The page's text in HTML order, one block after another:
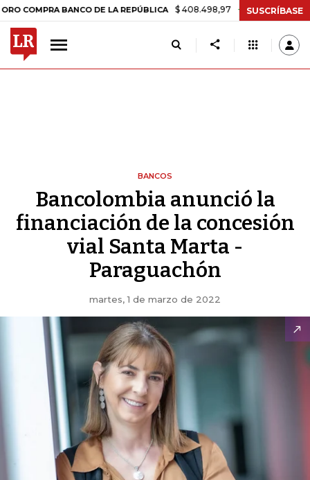
BANCO DE LA REPÚBLICA $ 408.498,97 +$ 8.753,81 +2,19%
SUSCRÍBASE
BANCOS
Bancolombia anunció la
financiación de la concesión
vial Santa Marta -
Paraguachón
martes, 1 de marzo de 2022